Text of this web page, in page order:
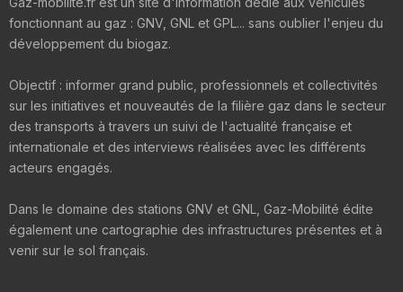
fonctionnant au gaz : GNV, GNL et GPL... sans oublier l'enjeu du
développement du biogaz.
Objectif : informer grand public, professionnels et collectivités
sur les initiatives et nouveautés de la filière gaz dans le secteur
des transports à travers un suivi de l'actualité française et
internationale et des interviews réalisées avec les différents
acteurs engagés.
Dans le domaine des stations GNV et GNL, Gaz-Mobilité édite
également une cartographie des infrastructures présentes et à
venir sur le sol français.